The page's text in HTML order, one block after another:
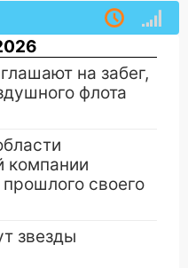
на забег,
флота
компании
своего
звезды